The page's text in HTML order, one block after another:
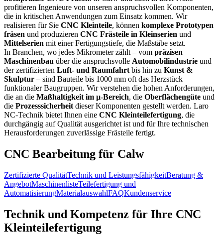
profitieren Ingenieure von unseren anspruchsvollen Komponenten,
die in kritischen Anwendungen zum Einsatz kommen. Wir
realisieren für Sie CNC Kleinteile, können komplexe Prototypen
fräsen und produzieren CNC Frästeile in Kleinserien und
Mittelserien mit einer Fertigungstiefe, die Maßstäbe setzt.
In Branchen, wo jedes Mikrometer zählt – vom präzisen
Maschinenbau über die anspruchsvolle Automobilindustrie und
der zertifizierten Luft- und Raumfahrtbis hin zu Kunst &
Skulptur – sind Bauteile bis 1000 mm oft das Herzstück
funktionaler Baugruppen. Wir verstehen die hohen Anforderungen,
die an die Maßhaltigkeit im µ-Bereich, die Oberflächengüte und
die Prozesssicherheitdieser Komponenten gestellt werden. Laro
NC-Technik bietet Ihnen eine CNC Kleinteilefertigung, die
durchgängig auf Qualität ausgerichtet ist und für Ihre technischen
Herausforderungen zuverlässige Frästeile fertigt.
CNC Bearbeitung für Calw
Zertifizierte QualitätTechnik und LeistungsfähigkeitBeratung &
AngebotMaschinenlisteTeilefertigung und
AutomatisierungMaterialauswahlFAQKundenservice
Technik und Kompetenz für Ihre CNC
Kleinteilefertigung